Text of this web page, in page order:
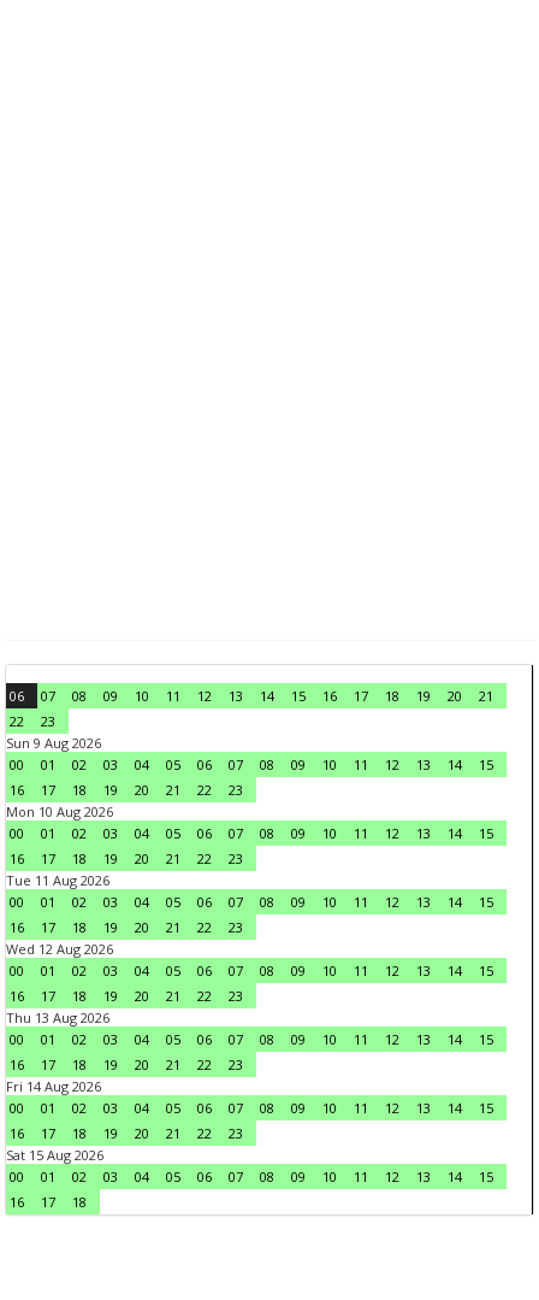
06 07 08 09 10 11 12 13 14 15 16 17 18 19 20
21
22
23
Sun 9 Aug 2026
00
01 02 03 04 05 06 07 08 09 10 11 12 13 14
15
16
17 18 19 20 21 22
23
Mon 10 Aug 2026
00
01 02 03 04 05 06 07 08 09 10 11 12 13 14
15
16
17 18 19 20 21 22
23
Tue 11 Aug 2026
00
01 02 03 04 05 06 07 08 09 10 11 12 13 14
15
16
17 18 19 20 21 22
23
Wed 12 Aug 2026
00
01 02 03 04 05 06 07 08 09 10 11 12 13 14
15
16
17 18 19 20 21 22
23
Thu 13 Aug 2026
00
01 02 03 04 05 06 07 08 09 10 11 12 13 14
15
16
17 18 19 20 21 22
23
Fri 14 Aug 2026
00
01 02 03 04 05 06 07 08 09 10 11 12 13 14
15
16
17 18 19 20 21 22
23
Sat 15 Aug 2026
00
01 02 03 04 05 06 07 08 09 10 11 12 13 14
15
16
17 18